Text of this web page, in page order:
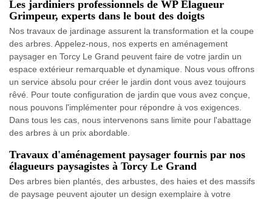
Les jardiniers professionnels de WP Elagueur
Grimpeur, experts dans le bout des doigts
Nos travaux de jardinage assurent la transformation et la coupe
des arbres. Appelez-nous, nos experts en aménagement
paysager en Torcy Le Grand peuvent faire de votre jardin un
espace extérieur remarquable et dynamique. Nous vous offrons
un service absolu pour créer le jardin dont vous avez toujours
rêvé. Pour toute configuration de jardin que vous avez conçue,
nous pouvons l'implémenter pour répondre à vos exigences.
Dans tous les cas, nous intervenons sans limite pour l'abattage
des arbres à un prix abordable.
Travaux d'aménagement paysager fournis par nos
élagueurs paysagistes à Torcy Le Grand
Des arbres bien plantés, des arbustes, des haies et des massifs
de paysage peuvent ajouter un design exemplaire à votre